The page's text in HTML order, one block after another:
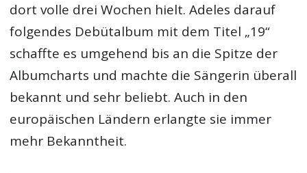
dort volle drei Wochen hielt. Adeles darauf
folgendes Debütalbum mit dem Titel „19“
schaffte es umgehend bis an die Spitze der
Albumcharts und machte die Sängerin überall
bekannt und sehr beliebt. Auch in den
europäischen Ländern erlangte sie immer
mehr Bekanntheit.